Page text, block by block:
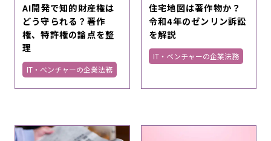
AI開発で知的財産権は
どう守られる？著作
権、特許権の論点を整
理
IT・ベンチャーの企業法務
住宅地図は著作物か？
令和4年のゼンリン訴訟
を解説
IT・ベンチャーの企業法務